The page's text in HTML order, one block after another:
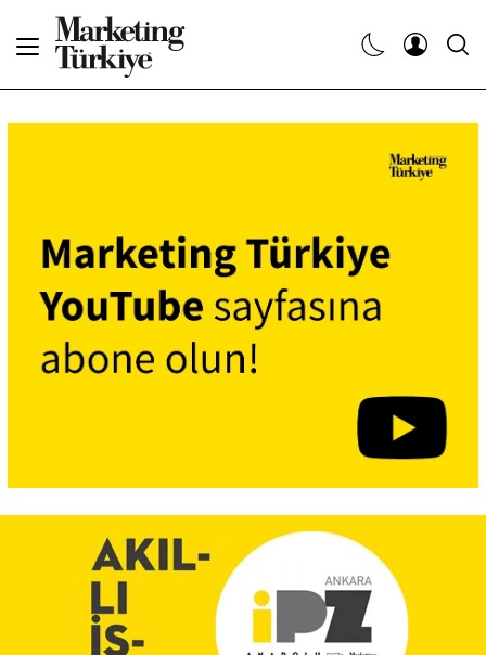
Dergiler
Etkinlikler
Araştırma